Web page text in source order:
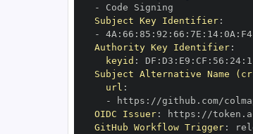
-
Subject Key Identifier:
-
4A : 66 : 85 : 92 : 66 : 7E : 14: 0A : F4
Authority Key Identifier:
keyid : DF : D3 : E9 : CF : 56 : 24:
Subject Alternative Name
url :
-
https : //github.com/
OIDC Issuer: https :
GitHub Workflow Trigger: